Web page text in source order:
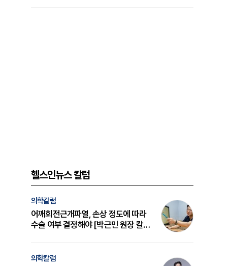
헬스인뉴스 칼럼
의학칼럼
어깨회전근개파열, 손상 정도에 따라
수술 여부 결정해야 [박근민 원장 칼
의학칼럼